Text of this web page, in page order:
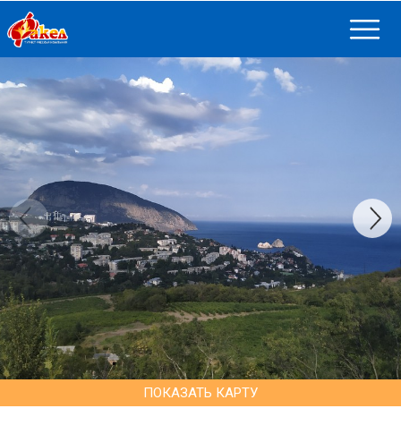
ПОКАЗАТЬ КАРТУ